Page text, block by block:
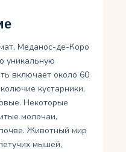
Меданос-де-Коро
уникальную
включает около 60
кустарники,
Некоторые
молочаи,
Животный мир
мышей,